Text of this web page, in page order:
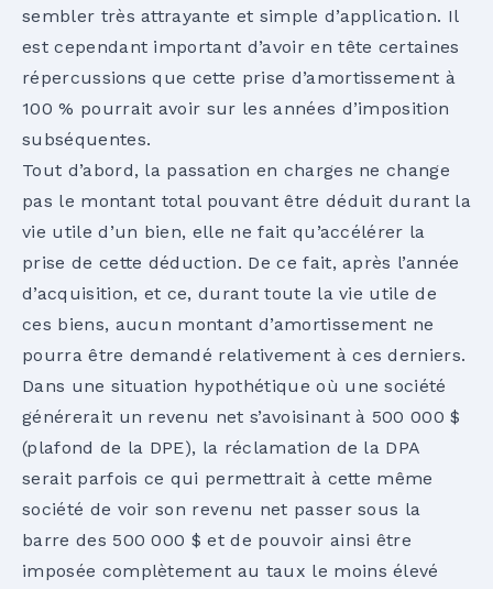
sembler très attrayante et simple d’application. Il
est cependant important d’avoir en tête certaines
répercussions que cette prise d’amortissement à
100 % pourrait avoir sur les années d’imposition
subséquentes.
Tout d’abord, la passation en charges ne change
pas le montant total pouvant être déduit durant la
vie utile d’un bien, elle ne fait qu’accélérer la
prise de cette déduction. De ce fait, après l’année
d’acquisition, et ce, durant toute la vie utile de
ces biens, aucun montant d’amortissement ne
pourra être demandé relativement à ces derniers.
Dans une situation hypothétique où une société
générerait un revenu net s’avoisinant à 500 000 $
(plafond de la DPE), la réclamation de la DPA
serait parfois ce qui permettrait à cette même
société de voir son revenu net passer sous la
barre des 500 000 $ et de pouvoir ainsi être
imposée complètement au taux le moins élevé